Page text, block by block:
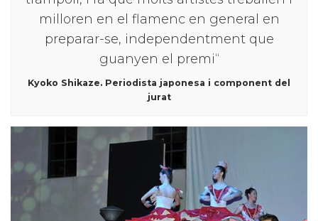
milloren en el flamenc en general en
preparar-se, independentment que
guanyen el premi“
Kyoko Shikaze. Periodista japonesa i component del
jurat